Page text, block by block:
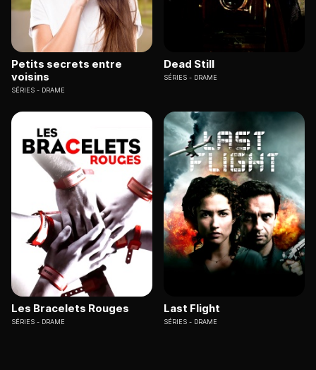
Petits secrets entre
voisins
SÉRIES DRAME
Dead Still
SÉRIES DRAME
Les Bracelets Rouges
SÉRIES DRAME
Last Flight
SÉRIES DRAME